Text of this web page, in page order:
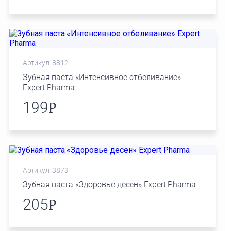
Артикул: 8812
Зубная паста «Интенсивное отбеливание»
Expert Pharma
199Р
Артикул: 3873
Зубная паста «Здоровье десен» Expert Pharma
205Р